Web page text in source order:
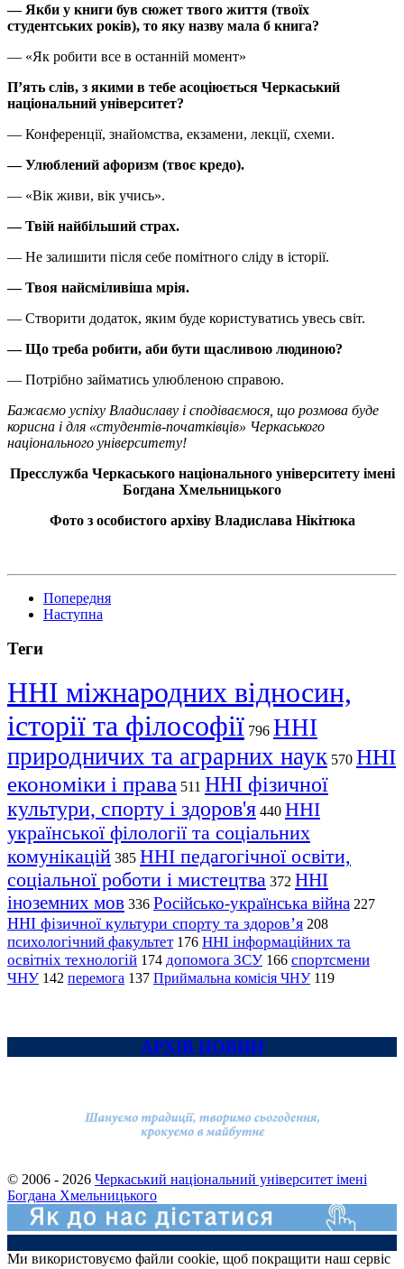
— Якби у книги був сюжет твого життя (твоїх
студентських років), то яку назву мала б книга?
— «Як робити все в останній момент»
П’ять слів, з якими в тебе асоціюється Черкаський
національний університет?
— Конференції, знайомства, екзамени, лекції, схеми.
— Улюблений афоризм (твоє кредо).
— «Вік живи, вік учись».
— Твій найбільший страх.
— Не залишити після себе помітного сліду в історії.
— Твоя найсміливіша мрія.
— Створити додаток, яким буде користуватись увесь світ.
— Що треба робити, аби бути щасливою людиною?
— Потрібно займатись улюбленою справою.
Бажаємо успіху Владиславу і сподіваємося, що розмова буде
корисна і для «студентів-початківців» Черкаського
національного університету!
Пресслужба Черкаського національного університету імені
Богдана Хмельницького
Фото з особистого архіву Владислава Нікітюка
Попередня
Наступна
Теги
ННІ міжнародних відносин,
історії та філософії 796 ННІ
природничих та аграрних наук 570 ННІ
економіки і права 511 ННІ фізичної
культури, спорту і здоров'я 440 ННІ
української філології та соціальних
комунікацій 385 ННІ педагогічної освіти,
соціальної роботи і мистецтва 372 ННІ
іноземних мов 336 Російсько-українська війна 227
ННІ фізичної культури спорту та здоров’я 208
психологічний факультет 176 ННІ інформаційних та
освітніх технологій 174 допомога ЗСУ 166 спортсмени
ЧНУ 142 перемога 137 Приймальна комісія ЧНУ 119
АРХІВ НОВИН
© 2006 - 2026 Черкаський національний університет імені
Богдана Хмельницького
Ми використовуємо файли cookie, щоб покращити наш сервіс